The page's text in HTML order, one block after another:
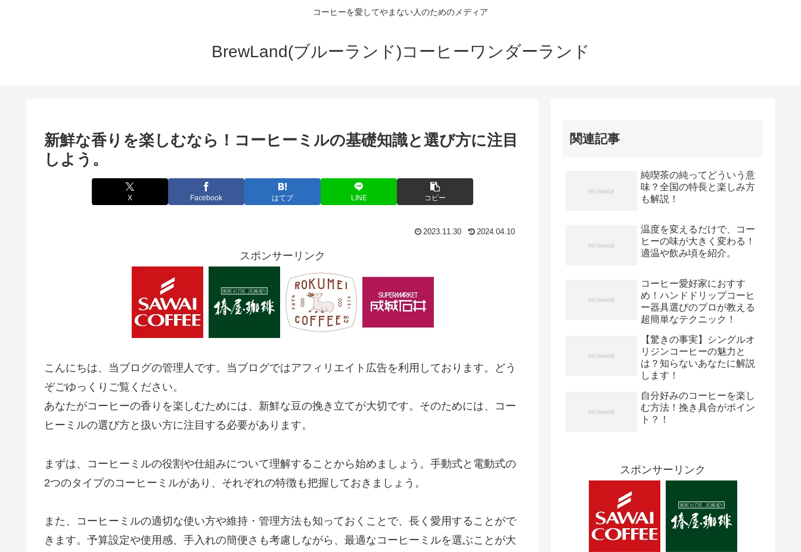
コーヒーを愛してやまない人のためのメディア
BrewLand(ブルーランド)コーヒーワンダーランド
新鮮な香りを楽しむなら！コーヒーミルの基礎知識と選び方に注目
しよう。
X Facebook はてブ LINE コピー
2023.11.30 2024.04.10
スポンサーリンク
こんにちは、当ブログの管理人です。当ブログではアフィリエイト広告を利用しております。どう
ぞごゆっくりご覧ください。
あなたがコーヒーの香りを楽しむためには、新鮮な豆の挽き立てが大切です。そのためには、コー
ヒーミルの選び方と扱い方に注目する必要があります。
まずは、コーヒーミルの役割や仕組みについて理解することから始めましょう。手動式と電動式の
2つのタイプのコーヒーミルがあり、それぞれの特徴も把握しておきましょう。
また、コーヒーミルの適切な使い方や維持・管理方法も知っておくことで、長く愛用することがで
きます。予算設定や使用感、手入れの簡便さも考慮しながら、最適なコーヒーミルを選ぶことが大
関連記事
純喫茶の純ってどういう意
味？全国の特長と楽しみ方
も解説！
温度を変えるだけで、コー
ヒーの味が大きく変わる！
適温や飲み頃を紹介。
コーヒー愛好家におすす
め！ハンドドリップコーヒ
ー器具選びのプロが教える
超簡単なテクニック！
【驚きの事実】シングルオ
リジンコーヒーの魅力と
は？知らないあなたに解説
します！
自分好みのコーヒーを楽し
む方法！挽き具合がポイン
ト？！
スポンサーリンク